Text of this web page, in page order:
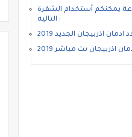
يمكنكم أستخدام الشفرة
التالية :
اذربيجان الجديد 2019
اذربيجان بث مباشر 2019